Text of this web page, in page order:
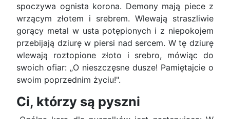
spoczywa ognista korona. Demony mają piece z
wrzącym złotem i srebrem. Wlewają straszliwie
gorący metal w usta potępionych i z niepokojem
przebijają dziurę w piersi nad sercem. W tę dziurę
wlewają roztopione złoto i srebro, mówiąc do
swoich ofiar: „O nieszczęsne dusze! Pamiętajcie o
swoim poprzednim życiu!".
Ci, którzy są pyszni